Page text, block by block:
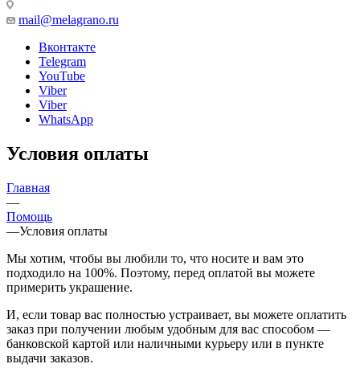
mail@melagrano.ru
Вконтакте
Telegram
YouTube
Viber
Viber
WhatsApp
Условия оплаты
Главная
—
Помощь
—Условия оплаты
Мы хотим, чтобы вы любили то, что носите и вам это
подходило на 100%. Поэтому, перед оплатой вы можете
примерить украшение.
И, если товар вас полностью устраивает, вы можете оплатить
заказ при получении любым удобным для вас способом —
банковской картой или наличными курьеру или в пункте
выдачи заказов.